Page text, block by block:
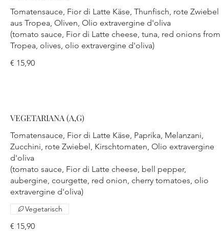
Tomatensauce, Fior di Latte Käse, Thunfisch, rote Zwiebel
aus Tropea, Oliven, Olio extravergine d'oliva
(tomato sauce, Fior di Latte cheese, tuna, red onions from
Tropea, olives, olio extravergine d'oliva)
€ 15,90
VEGETARIANA (A,G)
Tomatensauce, Fior di Latte Käse, Paprika, Melanzani,
Zucchini, rote Zwiebel, Kirschtomaten, Olio extravergine
d'oliva
(tomato sauce, Fior di Latte cheese, bell pepper,
aubergine, courgette, red onion, cherry tomatoes, olio
extravergine d'oliva)
€ 15,90
Vegetarisch